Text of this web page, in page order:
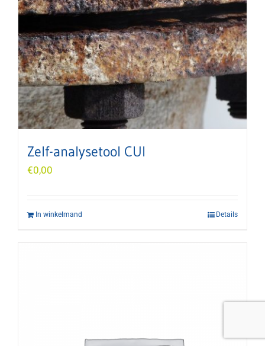
Zelf-analysetool CUI
€0,00
In winkelmand Details